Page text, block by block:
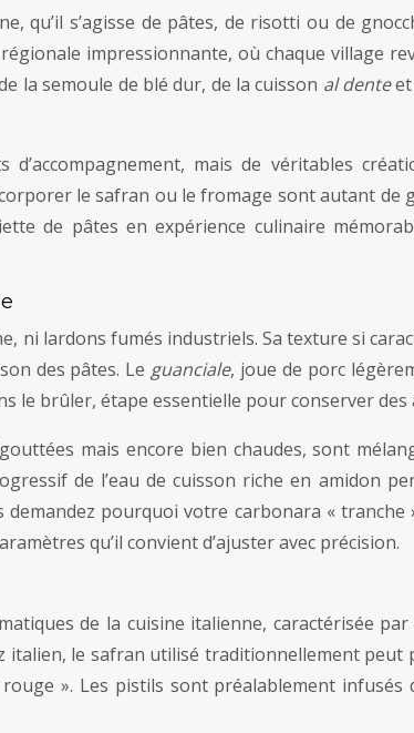
qu’il s’agisse de pâtes, de risotti ou de
impressionnante, où chaque village
la semoule de blé dur, de la cuisson al denteet
mais de véritables
le safran ou le fromage sont autant de
de pâtes en expérience culinaire
ni lardons fumés industriels. Sa texture si
des pâtes. Le guanciale, joue de porc
brûler, étape essentielle pour conserver des
mais encore bien chaudes, sont
de l’eau de cuisson riche en amidon
pourquoi votre carbonara « tranche
qu’il convient d’ajuster avec précision.
de la cuisine italienne, caractérisée
le safran utilisé traditionnellement peut
». Les pistils sont préalablement infusés